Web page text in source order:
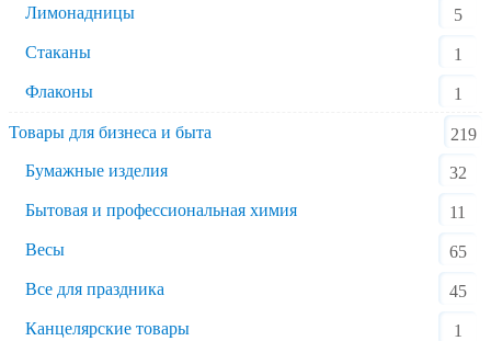
Лимонадницы
5
Стаканы
1
Флаконы
1
Товары для бизнеса и быта
219
Бумажные изделия
32
Бытовая и профессиональная химия
11
Весы
65
Все для праздника
45
Канцелярские товары
1